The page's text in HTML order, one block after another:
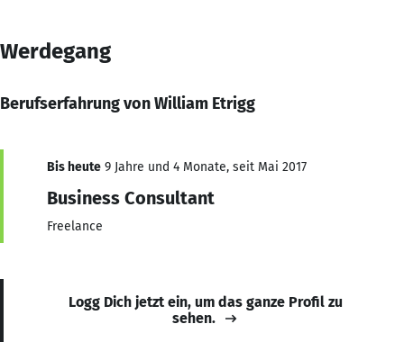
Werdegang
Berufserfahrung von William Etrigg
Bis heute 9 Jahre und 4 Monate, seit Mai 2017
Business Consultant
Freelance
Logg Dich jetzt ein, um das ganze Profil zu
sehen.